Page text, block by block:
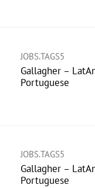
JOBS.TAGS5
Gallagher –
Portuguese
JOBS.TAGS5
Gallagher –
Portuguese